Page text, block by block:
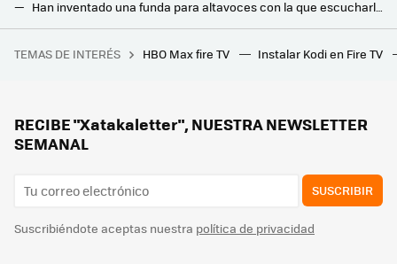
Han inventado una funda para altavoces con la que escucharlos a todo volumen sin molestar: dirige el sonido hacia un único punto
No son tus oídos, el mismo auricular puede sonar completamente diferente si usas Bluetooth o si lo conectas por cable
Entre 'Braveheart' y 'Gladiator'. Andrew Garfield presenta el extraordinario tráiler de su nueva película a las órdenes de Paul Greengrass
TEMAS DE INTERÉS HBO Max fire TV Instalar Kodi en Fire TV
RECIBE "Xatakaletter", NUESTRA NEWSLETTER
SEMANAL
SUSCRIBIR
Suscribiéndote aceptas nuestra política de privacidad